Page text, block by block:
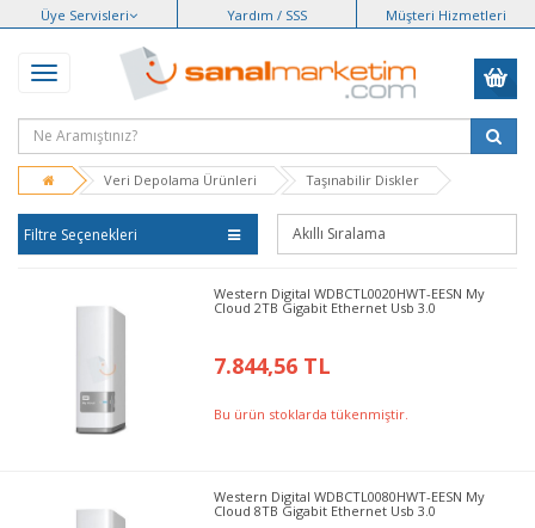
Üye Servisleri Yardım / SSS Müşteri Hizmetleri
Veri Depolama Ürünleri Taşınabilir Diskler
Filtre Seçenekleri
Western Digital WDBCTL0020HWT-EESN My
Cloud 2TB Gigabit Ethernet Usb 3.0
7.844,56 TL
Bu ürün stoklarda tükenmiştir.
Western Digital WDBCTL0080HWT-EESN My
Cloud 8TB Gigabit Ethernet Usb 3.0